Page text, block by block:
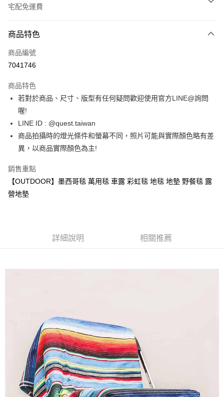
宅配免運費
信用卡一次付款
超商取貨付款
ATM付款
運送方式
全家取貨付款
每筆NT$60，滿NT$1,500(含以上)免運費
7-11取貨付款
每筆NT$60，滿NT$1,000(含以上)免運費
商品特色
商品編號
7041746
商品特色
若對於商品、尺寸、版型有任何疑問歡迎使用官方LINE@詢問
喔!
LINE ID : @quest.taiwan
商品拍攝時的燈光條件和螢幕不同，照片可能與實際顏色略有差
異，以商品實際顏色為主!
銷售重點
【OUTDOOR】墨西哥毯 萬用毯 車露 彩虹毯 地毯 地墊 野餐毯 露
營地墊
詳細說明 相關推薦